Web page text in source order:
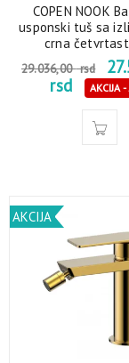
COPEN NOOK
usponski tuš sa
crna
29.036,00rsd
rsd
AKCIJA
AKCIJA